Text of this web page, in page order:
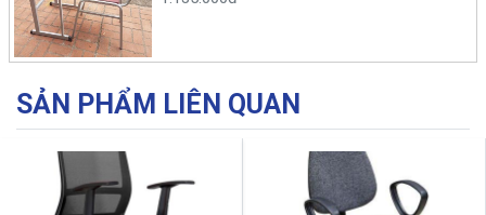
SẢN PHẨM LIÊN QUAN